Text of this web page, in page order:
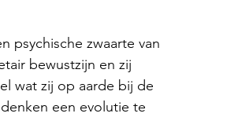
psychische zwaarte van
bewustzijn en zij
wat zij op aarde bij de
een evolutie te